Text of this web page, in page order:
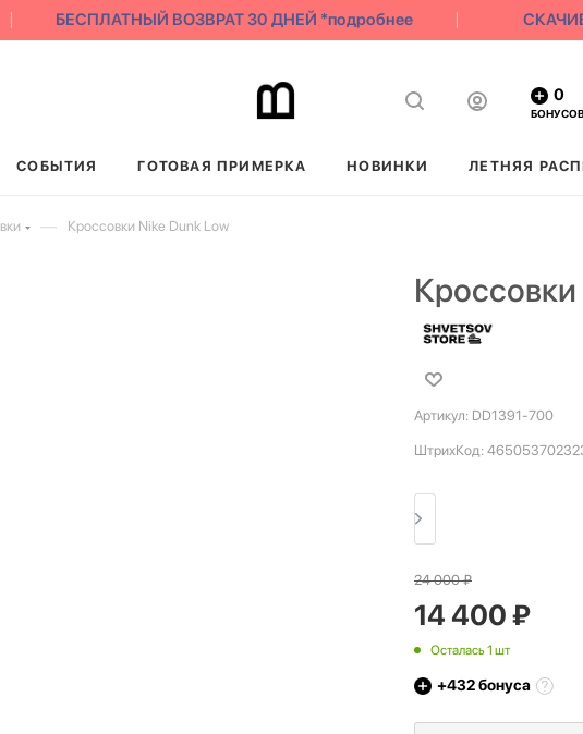
БЕСПЛАТНЫЙ ВОЗВРАТ 30 ДНЕЙ *подробнее
0
БОНУСОВ
СОБЫТИЯ ГОТОВАЯ ПРИМЕРКА НОВИНКИ ЛЕТНЯЯ
— Кроссовки Nike Dunk Low
Артикул: DD1391-700
ШтрихКод:
24 000₽
14 400₽
Осталась 1 шт
+432бонуса